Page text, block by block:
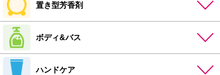
置き型芳香剤
ボディ&バス
ハンドケア